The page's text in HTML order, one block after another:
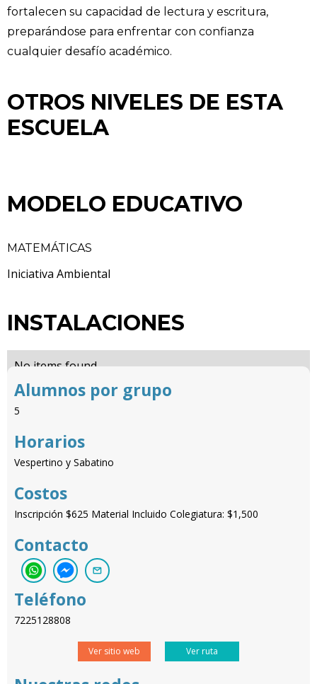
fortalecen su capacidad de lectura y escritura,
preparándose para enfrentar con confianza
cualquier desafío académico.
OTROS NIVELES DE ESTA
ESCUELA
MODELO EDUCATIVO
MATEMÁTICAS
Iniciativa Ambiental
INSTALACIONES
No items found.
Alumnos por grupo
5
Horarios
Vespertino y Sabatino
Costos
Inscripción $625 Material Incluido Colegiatura: $1,500
Contacto
Teléfono
7225128808
Ver sitio web Ver ruta